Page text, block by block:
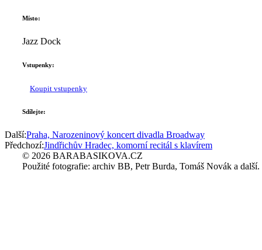
Místo:
Jazz Dock
Vstupenky:
Koupit vstupenky
Sdílejte:
Další:Praha, Narozeninový koncert divadla Broadway
Předchozí:Jindřichův Hradec, komorní recitál s klavírem
© 2026 BARABASIKOVA.CZ
Použité fotografie: archiv BB, Petr Burda, Tomáš Novák a další.